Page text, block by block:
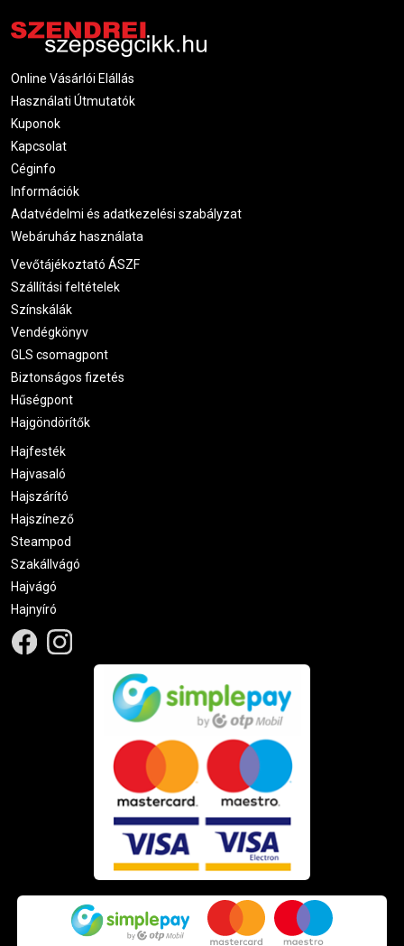
Online Vásárlói Elállás
Használati Útmutatók
Kuponok
Kapcsolat
Céginfo
Információk
Adatvédelmi és adatkezelési szabályzat
Webáruház használata
Vevőtájékoztató ÁSZF
Szállítási feltételek
Színskálák
Vendégkönyv
GLS csomagpont
Biztonságos fizetés
Hűségpont
Hajgöndörítők
Hajfesték
Hajvasaló
Hajszárító
Hajszínező
Steampod
Szakállvágó
Hajvágó
Hajnyíró